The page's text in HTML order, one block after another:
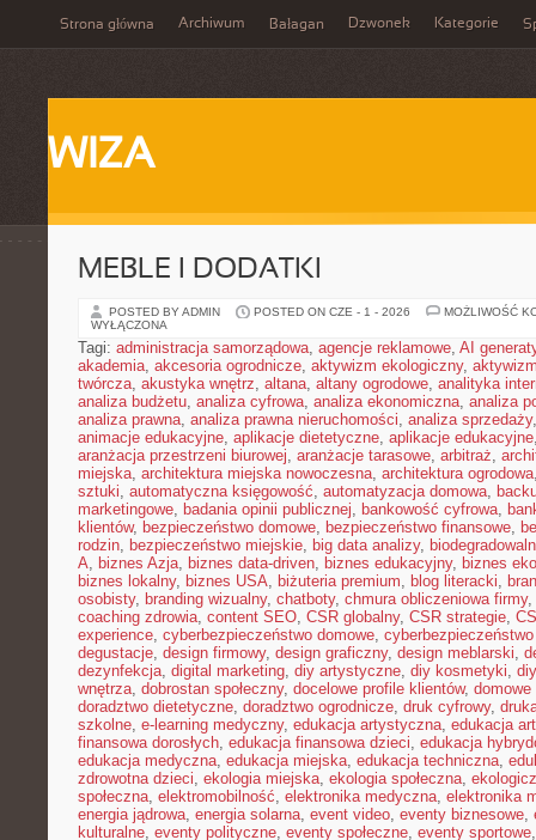
Strona główna Archiwum Bałagan Dzwonek Kategorie
WIZA
MEBLE I DODATKI
POSTED BY ADMIN POSTED ON CZE - 1 - 2026
MOŻLIWOŚĆ
WYŁĄCZONA
Tagi: administracja samorządowa, agencje reklamowe, AI
akademia, akcesoria ogrodnicze, aktywizm ekologiczny,
twórcza, akustyka wnętrz, altana, altany ogrodowe, analityka
analiza budżetu, analiza cyfrowa, analiza ekonomiczna, analiza
analiza prawna, analiza prawna nieruchomości, analiza sprzedaży
animacje edukacyjne, aplikacje dietetyczne, aplikacje edukacyjne
aranżacja przestrzeni biurowej, aranżacje tarasowe, arbitraż,
miejska, architektura miejska nowoczesna, architektura ogrodowa
sztuki, automatyczna księgowość, automatyzacja domowa,
marketingowe, badania opinii publicznej, bankowość cyfrowa,
klientów, bezpieczeństwo domowe, bezpieczeństwo finansowe,
rodzin, bezpieczeństwo miejskie, big data analizy,
A, biznes Azja, biznes data-driven, biznes edukacyjny, biznes
biznes lokalny, biznes USA, biżuteria premium, blog literacki,
osobisty, branding wizualny, chatboty, chmura obliczeniowa firmy,
coaching zdrowia, content SEO, CSR globalny, CSR strategie,
experience, cyberbezpieczeństwo domowe,
degustacje, design firmowy, design graficzny, design meblarski,
dezynfekcja, digital marketing, diy artystyczne, diy kosmetyki,
wnętrza, dobrostan społeczny, docelowe profile klientów,
doradztwo dietetyczne, doradztwo ogrodnicze, druk cyfrowy,
szkolne, e-learning medyczny, edukacja artystyczna, edukacja
finansowa dorosłych, edukacja finansowa dzieci, edukacja
edukacja medyczna, edukacja miejska, edukacja techniczna,
zdrowotna dzieci, ekologia miejska, ekologia społeczna,
społeczna, elektromobilność, elektronika medyczna, elektronika
energia jądrowa, energia solarna, event video, eventy biznesowe,
kulturalne, eventy polityczne, eventy społeczne, eventy sportowe